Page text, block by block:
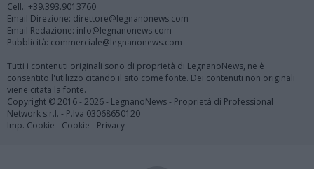
Cell.: +39.393.9013760
Email Direzione: direttore@legnanonews.com
Email Redazione: info@legnanonews.com
Pubblicità: commerciale@legnanonews.com
Tutti i contenuti originali sono di proprietà di LegnanoNews, ne è
consentito l'utilizzo citando il sito come fonte. Dei contenuti non originali
viene citata la fonte.
Copyright © 2016 - 2026 - LegnanoNews - Proprietà di Professional
Network s.r.l. - P.Iva 03068650120
Imp. Cookie - Cookie - Privacy